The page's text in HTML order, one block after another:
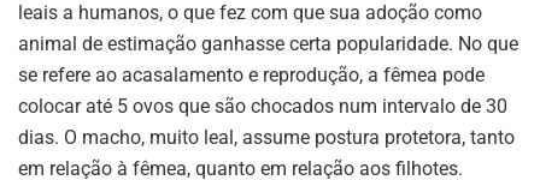
leais a humanos, o que fez com que sua adoção como
animal de estimação ganhasse certa popularidade. No que
se refere ao acasalamento e reprodução, a fêmea pode
colocar até 5 ovos que são chocados num intervalo de 30
dias. O macho, muito leal, assume postura protetora, tanto
em relação à fêmea, quanto em relação aos filhotes.